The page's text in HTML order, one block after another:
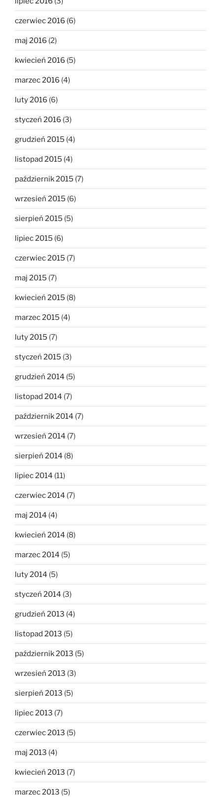
czerwiec 2016 (6)
maj 2016 (2)
kwiecień 2016 (5)
marzec 2016 (4)
luty 2016 (6)
styczeń 2016 (3)
grudzień 2015 (4)
listopad 2015 (4)
październik 2015 (7)
wrzesień 2015 (6)
sierpień 2015 (5)
lipiec 2015 (6)
czerwiec 2015 (7)
maj 2015 (7)
kwiecień 2015 (8)
marzec 2015 (4)
luty 2015 (7)
styczeń 2015 (3)
grudzień 2014 (5)
listopad 2014 (7)
październik 2014 (7)
wrzesień 2014 (7)
sierpień 2014 (8)
lipiec 2014 (11)
czerwiec 2014 (7)
maj 2014 (4)
kwiecień 2014 (8)
marzec 2014 (5)
luty 2014 (5)
styczeń 2014 (3)
grudzień 2013 (4)
listopad 2013 (5)
październik 2013 (5)
wrzesień 2013 (3)
sierpień 2013 (5)
lipiec 2013 (7)
czerwiec 2013 (5)
maj 2013 (4)
kwiecień 2013 (7)
marzec 2013 (5)